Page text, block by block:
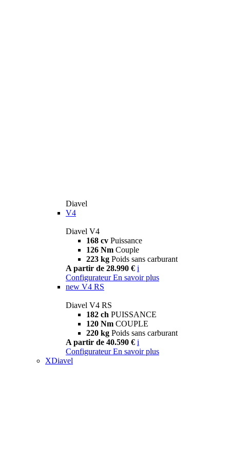
Diavel
V4
Diavel V4
168 cv Puissance
126 Nm Couple
223 kg Poids sans carburant
A partir de 28.990 € i
Configurateur En savoir plus
new V4 RS
Diavel V4 RS
182 ch PUISSANCE
120 Nm COUPLE
220 kg Poids sans carburant
A partir de 40.590 € i
Configurateur En savoir plus
XDiavel